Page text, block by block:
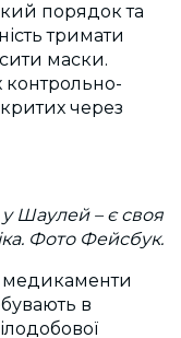
порядок та
тримати
маски.
контрольно-
через
у Шаулей – є своя
Фото Фейсбук.
медикаменти
в